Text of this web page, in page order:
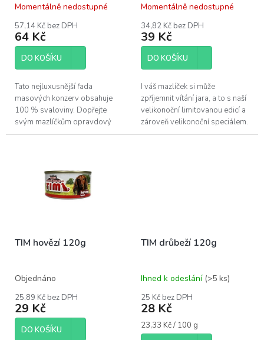
t
ů
Momentálně nedostupné
57,14 Kč bez DPH
64 Kč
DO KOŠÍKU
Tato nejluxusnější řada
masových konzerv obsahuje
100 % svaloviny. Dopřejte
svým mazlíčkům opravdový
luxus v podobě svaloviny
Momentálně nedostupné
34,82 Kč bez DPH
39 Kč
DO KOŠÍKU
I váš mazlíček si může
zpříjemnit vítání jara, a to s naší
velikonoční limitovanou edicí a
zároveň velikonoční speciálem.
Jedná se o celomletou 100%
TIM hovězí 120g
Objednáno
25,89 Kč bez DPH
29 Kč
DO KOŠÍKU
TIM drůbeží 120g
Ihned k odeslání (>5 ks)
25 Kč bez DPH
28 Kč
Měrná
cena:
23,33 Kč / 100 g